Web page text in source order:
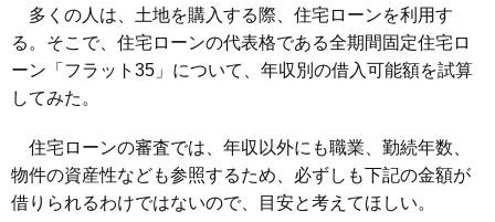
多くの人は、土地を購入する際、住宅ローンを利用す
る。そこで、住宅ローンの代表格である全期間固定住宅ロ
ーン「フラット35」について、年収別の借入可能額を試算
してみた。
住宅ローンの審査では、年収以外にも職業、勤続年数、
物件の資産性なども参照するため、必ずしも下記の金額が
借りられるわけではないので、目安と考えてほしい。